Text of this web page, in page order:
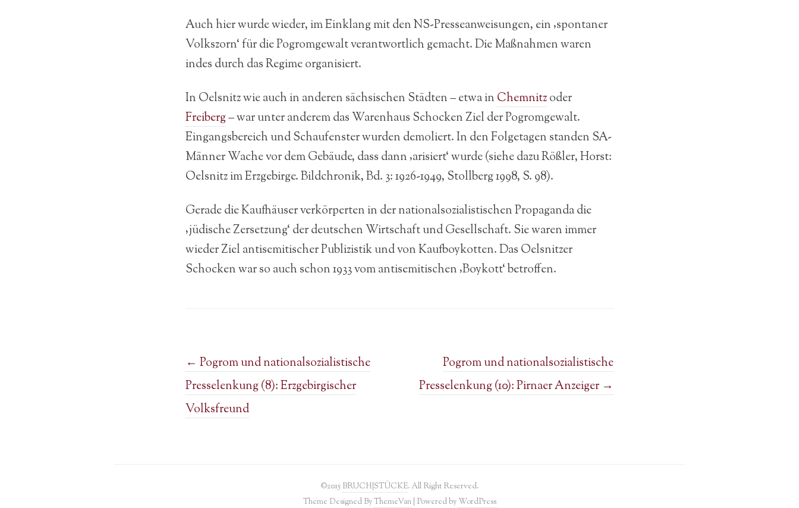
Auch hier wurde wieder, im Einklang mit den NS-Presseanweisungen, ein ‚spontaner
Volkszorn‘ für die Pogromgewalt verantwortlich gemacht. Die Maßnahmen waren
indes durch das Regime organisiert.
In Oelsnitz wie auch in anderen sächsischen Städten – etwa in Chemnitzoder
Freiberg– war unter anderem das Warenhaus Schocken Ziel der Pogromgewalt.
Eingangsbereich und Schaufenster wurden demoliert. In den Folgetagen standen SA-
Männer Wache vor dem Gebäude, dass dann ‚arisiert‘ wurde (siehe dazu Rößler, Horst:
Oelsnitz im Erzgebirge. Bildchronik, Bd. 3: 1926-1949, Stollberg 1998, S. 98).
Gerade die Kaufhäuser verkörperten in der nationalsozialistischen Propaganda die
‚jüdische Zersetzung‘ der deutschen Wirtschaft und Gesellschaft. Sie waren immer
wieder Ziel antisemitischer Publizistik und von Kaufboykotten. Das Oelsnitzer
Schocken war so auch schon 1933 vom antisemitischen ‚Boykott‘ betroffen.
Post navigation
← Pogrom und nationalsozialistische
Presselenkung (8): Erzgebirgischer
Volksfreund
Pogrom und nationalsozialistische
Presselenkung (10): Pirnaer Anzeiger →
©2015 BRUCH|STÜCKE. All Right Reserved.
Theme Designed ByThemeVan| Powered by WordPress